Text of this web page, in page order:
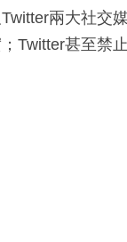
兩大社交
Twitter甚至禁